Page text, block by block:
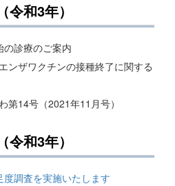
和3年）
の診療のご案内
ンザワクチンの接種終了に関する
第14号（2021年11月号）
和3年）
調査を実施いたします